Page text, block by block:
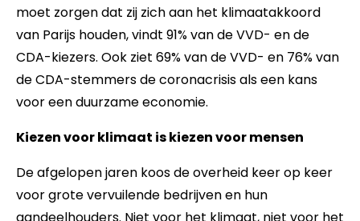
moet zorgen dat zij zich aan het klimaatakkoord
van Parijs houden, vindt 91% van de VVD- en de
CDA-kiezers. Ook ziet 69% van de VVD- en 76% van
de CDA-stemmers de coronacrisis als een kans
voor een duurzame economie.
Kiezen voor klimaat is kiezen voor mensen
De afgelopen jaren koos de overheid keer op keer
voor grote vervuilende bedrijven en hun
aandeelhouders. Niet voor het klimaat, niet voor het